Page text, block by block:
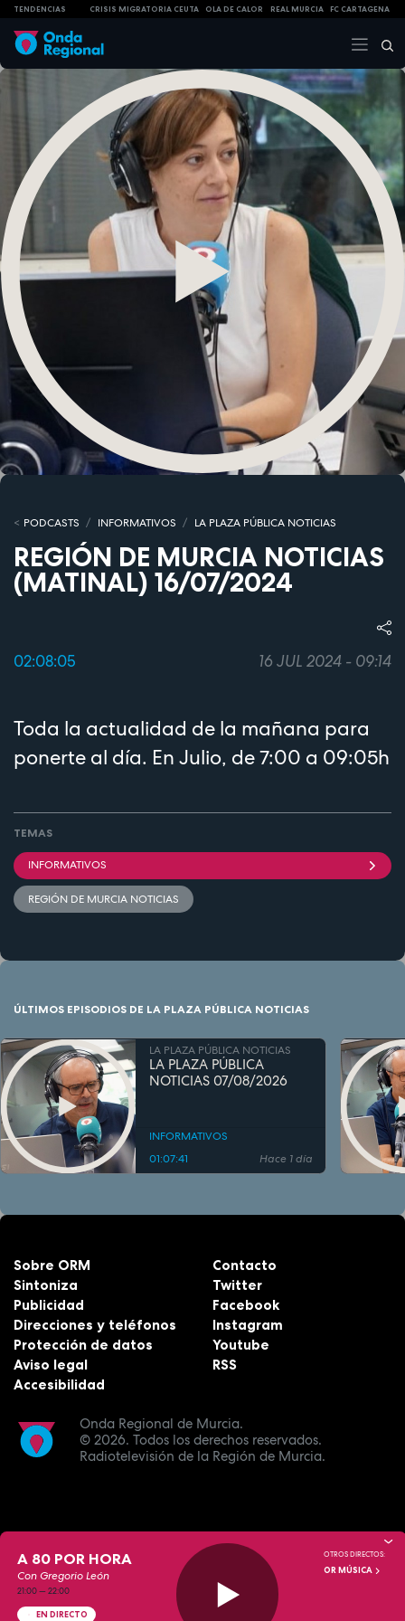
TENDENCIAS CRISIS MIGRATORIA CEUTA OLA DE CALOR REAL MURCIA FC CARTAGENA
PODCASTS INFORMATIVOS LA PLAZA PÚBLICA NOTICIAS
REGIÓN DE MURCIA NOTICIAS
(MATINAL) 16/07/2024
02:08:05 16 JUL 2024 - 09:14
Toda la actualidad de la mañana para
ponerte al día. En Julio, de 7:00 a 09:05h
TEMAS
INFORMATIVOS
REGIÓN DE MURCIA NOTICIAS
ÚLTIMOS EPISODIOS DE LA PLAZA PÚBLICA NOTICIAS
LA PLAZA PÚBLICA NOTICIAS
LA PLAZA PÚBLICA
NOTICIAS 07/08/2026
INFORMATIVOS
01:07:41
Hace 1 día
Onda Regional de Murcia.
© 2026. Todos los derechos reservados.
Radiotelevisión de la Región de Murcia.
Sobre ORM
Sintoniza
Publicidad
Direcciones y teléfonos
Protección de datos
Aviso legal
Accesibilidad
Contacto
Twitter
Facebook
Instagram
Youtube
RSS
A 80 POR HORA
Con Gregorio León
21:00—22:00
EN DIRECTO
OTROS DIRECTOS:
OR MÚSICA